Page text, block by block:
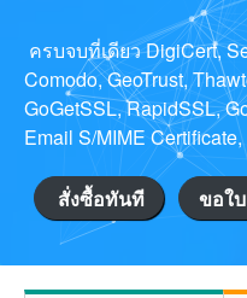
ครบจบที่เดียว DigiCert,
Comodo, GeoTrust,
GoGetSSL, RapidSSL,
Email S/MIME
สั่งซื้อทันที ขอใ